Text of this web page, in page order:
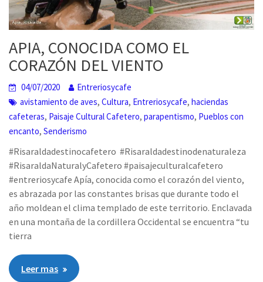
APIA, CONOCIDA COMO EL
CORAZÓN DEL VIENTO
04/07/2020
Entreriosycafe
avistamiento de aves,Cultura, Entreriosycafe,haciendas
cafeteras, Paisaje Cultural Cafetero,parapentismo, Pueblos con
encanto,Senderismo
#Risaraldadestinocafetero #Risaraldadestinodenaturaleza
#RisaraldaNaturalyCafetero #paisajeculturalcafetero
#entreriosycafe Apía, conocida como el corazón del viento,
es abrazada por las constantes brisas que durante todo el
año moldean el clima templado de este territorio. Enclavada
en una montaña de la cordillera Occidental se encuentra “tu
tierra
Leer mas